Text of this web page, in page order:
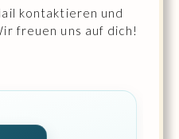
kontaktieren und
freuen uns auf dich!